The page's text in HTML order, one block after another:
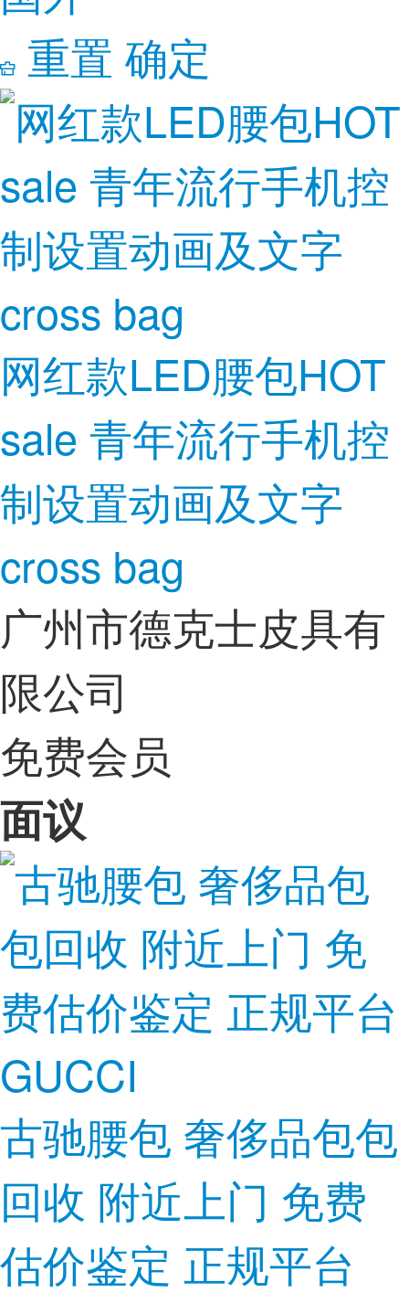
重置 确定
网红款LED腰包HOT
sale 青年流行手机控
制设置动画及文字
cross bag
广州市德克士皮具有
限公司
免费会员
面议
古驰腰包 奢侈品包包
回收 附近上门 免费
估价鉴定 正规平台